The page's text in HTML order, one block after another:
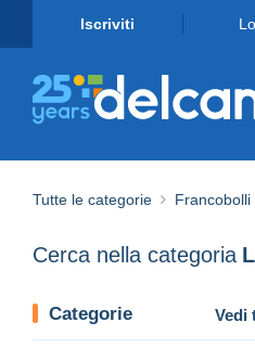
Iscriviti
Tutte le categorie Francobolli
Cerca nella categoria
Categorie Vedi